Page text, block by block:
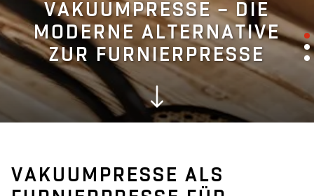
VAKUUMPRESSE – DIE
MODERNE ALTERNATIVE
ZUR FURNIERPRESSE
VAKUUMPRESSE ALS